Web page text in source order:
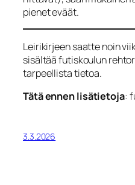
pienet eväät.
Leirikirjeen saatte noin
sisältää futiskoulun
tarpeellista tietoa.
Tätä ennen lisätietoja:
3.3.2026